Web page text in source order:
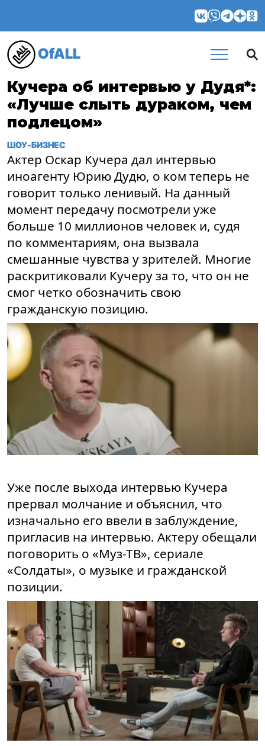
OfALL
Кучера об интервью у Дудя*:
«Лучше слыть дураком, чем
подлецом»
ШОУ-БИЗНЕС
Актер Оскар Кучера дал интервью
иноагенту Юрию Дудю, о ком теперь не
говорит только ленивый. На данный
момент передачу посмотрели уже
больше 10 миллионов человек и, судя
по комментариям, она вызвала
смешанные чувства у зрителей. Многие
раскритиковали Кучеру за то, что он не
смог четко обозначить свою
гражданскую позицию.
Уже после выхода интервью Кучера
прервал молчание и объяснил, что
изначально его ввели в заблуждение,
пригласив на интервью. Актеру обещали
поговорить о «Муз-ТВ», сериале
«Солдаты», о музыке и гражданской
позиции.